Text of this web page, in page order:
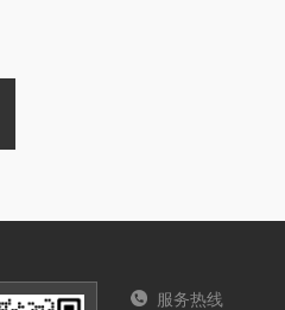
服务热线